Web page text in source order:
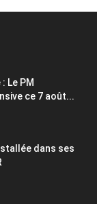
Le PM
ce 7 août...
dans ses